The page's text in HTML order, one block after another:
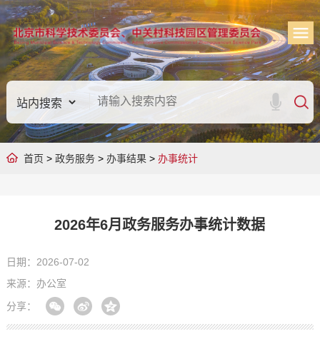
首页 > 政务服务> 办事结果> 办事统计
2026年6月政务服务办事统计数据
日期：2026-07-02
来源：办公室
分享：